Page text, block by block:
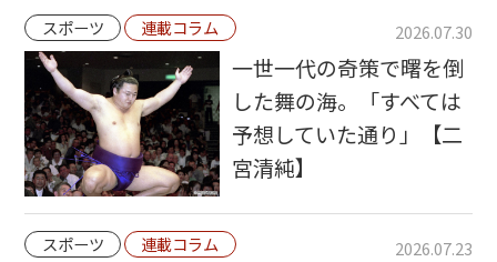
スポーツ 連載コラム 2026.07.30
一世一代の奇策で曙を倒
した舞の海。「すべては
予想していた通り」【二
宮清純】
スポーツ 連載コラム 2026.07.23